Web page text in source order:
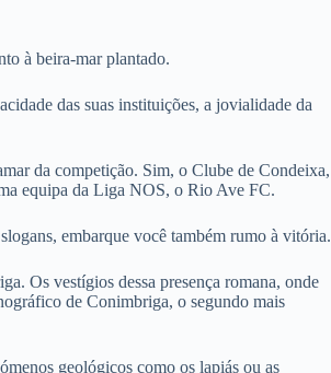
à beira-mar plantado.
das suas instituições, a jovialidade da
da competição. Sim, o Clube de Condeixa,
equipa da Liga NOS, o Rio Ave FC.
embarque você também rumo à vitória.
Os vestígios dessa presença romana, onde
de Conimbriga, o segundo mais
geológicos como os lapiás ou as